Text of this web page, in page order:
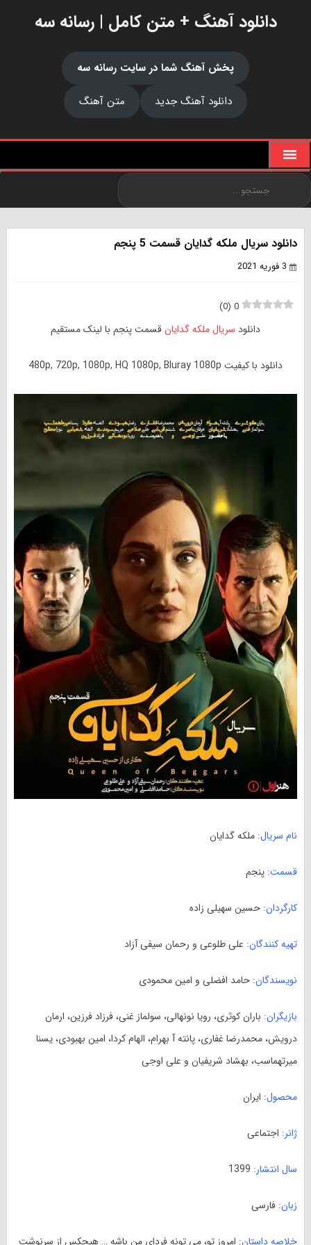
دانلود آهنگ + متن کامل | رسانه سه
پخش آهنگ شما در سایت رسانه سه
دانلود آهنگ جدید
متن آهنگ
دانلود سریال ملکه گدایان قسمت 5 پنجم
3 فوریه 2021
0
(
0
)
دانلود سریال ملکه گدایانقسمت پنجم با لینک مستقیم
دانلود با کیفیت 480p, 720p, 1080p, HQ 1080p, Bluray 1080p
نام سریال: ملکه گدایان
قسمت: پنجم
کارگردان: حسین سهیلی زاده
تهیه کنندگان: علی طلوعی و رحمان سیفی آزاد
نویسندگان: حامد افضلی و امین محمودی
بازیگران: باران کوثری، رویا نونهالی، سولماز غنی، فرزاد فرزین، ارمان
درویش، محمدرضا غفاری، پانته آ بهرام، الهام کردا، امین بهبودی، یسنا
میرتهماسب، بهشاد شریفیان و علی اوجی
محصول: ایران
ژانر: اجتماعی
سال انتشار:
زبان: فارسی
خلاصه داستان: امروز تو، می تونه فردای من باشه … هیچکس از سرنوشت